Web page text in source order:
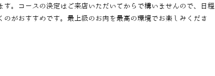
。コースの決定はご来店いただいてからで構いませんので、日程
がおすすめです。最上級のお肉を最高の環境でお楽しみくださ